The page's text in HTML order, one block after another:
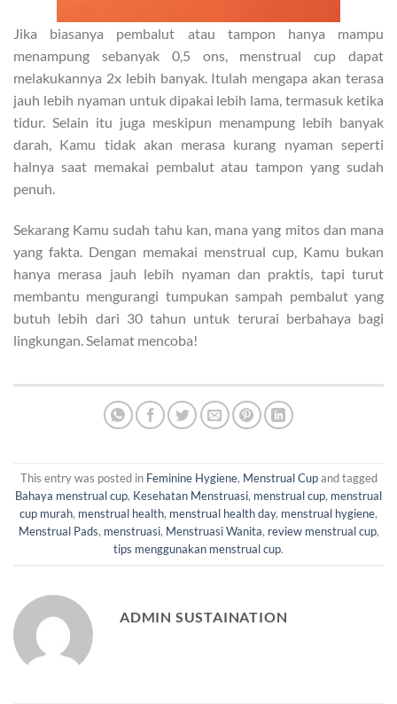
Jika biasanya pembalut atau tampon hanya mampu
menampung sebanyak 0,5 ons, menstrual cup dapat
melakukannya 2x lebih banyak. Itulah mengapa akan terasa
jauh lebih nyaman untuk dipakai lebih lama, termasuk ketika
tidur. Selain itu juga meskipun menampung lebih banyak
darah, Kamu tidak akan merasa kurang nyaman seperti
halnya saat memakai pembalut atau tampon yang sudah
penuh.
Sekarang Kamu sudah tahu kan, mana yang mitos dan mana
yang fakta. Dengan memakai menstrual cup, Kamu bukan
hanya merasa jauh lebih nyaman dan praktis, tapi turut
membantu mengurangi tumpukan sampah pembalut yang
butuh lebih dari 30 tahun untuk terurai berbahaya bagi
lingkungan. Selamat mencoba!
This entry was posted in Feminine Hygiene, Menstrual Cupand tagged
Bahaya menstrual cup, Kesehatan Menstruasi, menstrual cup, menstrual
cup murah, menstrual health, menstrual health day, menstrual hygiene,
Menstrual Pads, menstruasi, Menstruasi Wanita, review menstrual cup,
tips menggunakan menstrual cup.
ADMIN SUSTAINATION